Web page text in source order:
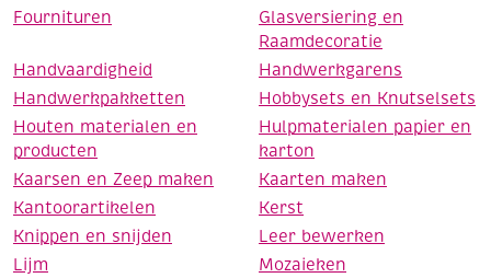
Fournituren
Glasversiering en
Raamdecoratie
Handvaardigheid
Handwerkgarens
Handwerkpakketten
Hobbysets en Knutselsets
Houten materialen en
producten
Hulpmaterialen papier en
karton
Kaarsen en Zeep maken
Kaarten maken
Kantoorartikelen
Kerst
Knippen en snijden
Leer bewerken
Lijm
Mozaieken